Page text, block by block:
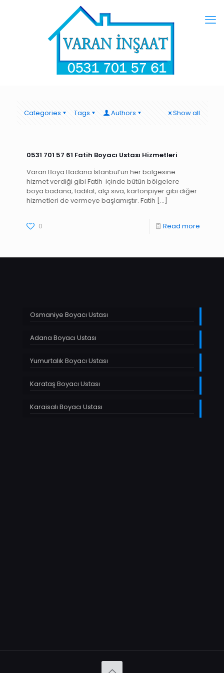
Categories Tags Authors Show all
0531 701 57 61 Fatih Boyacı Ustası Hizmetleri
Varan Boya Badana İstanbul’un her bölgesine
hizmet verdiği gibi Fatih içinde bütün bölgelere
boya badana, tadilat, alçı sıva, kartonpiyer gibi diğer
hizmetleri de vermeye başlamıştır. Fatih […]
0 Read more
Osmaniye Boyacı Ustası
Adana Boyacı Ustası
Yumurtalık Boyacı Ustası
Karataş Boyacı Ustası
Karaisalı Boyacı Ustası